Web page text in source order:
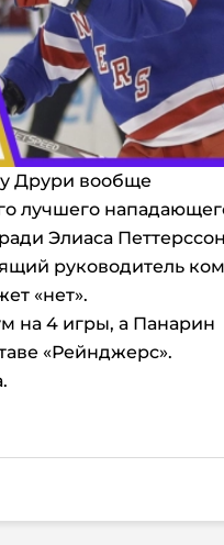
Друри вообще
лучшего
Элиаса
руководитель
«нет».
на 4 игры, а Панарин
«Рейнджерс».